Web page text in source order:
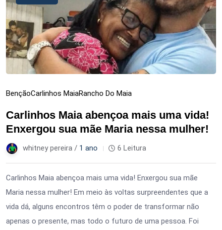
BençãoCarlinhos MaiaRancho Do Maia
Carlinhos Maia abençoa mais uma vida!
Enxergou sua mãe Maria nessa mulher!
whitney pereira / 1 ano 6 Leitura
Carlinhos Maia abençoa mais uma vida! Enxergou sua mãe
Maria nessa mulher! Em meio às voltas surpreendentes que a
vida dá, alguns encontros têm o poder de transformar não
apenas o presente, mas todo o futuro de uma pessoa. Foi